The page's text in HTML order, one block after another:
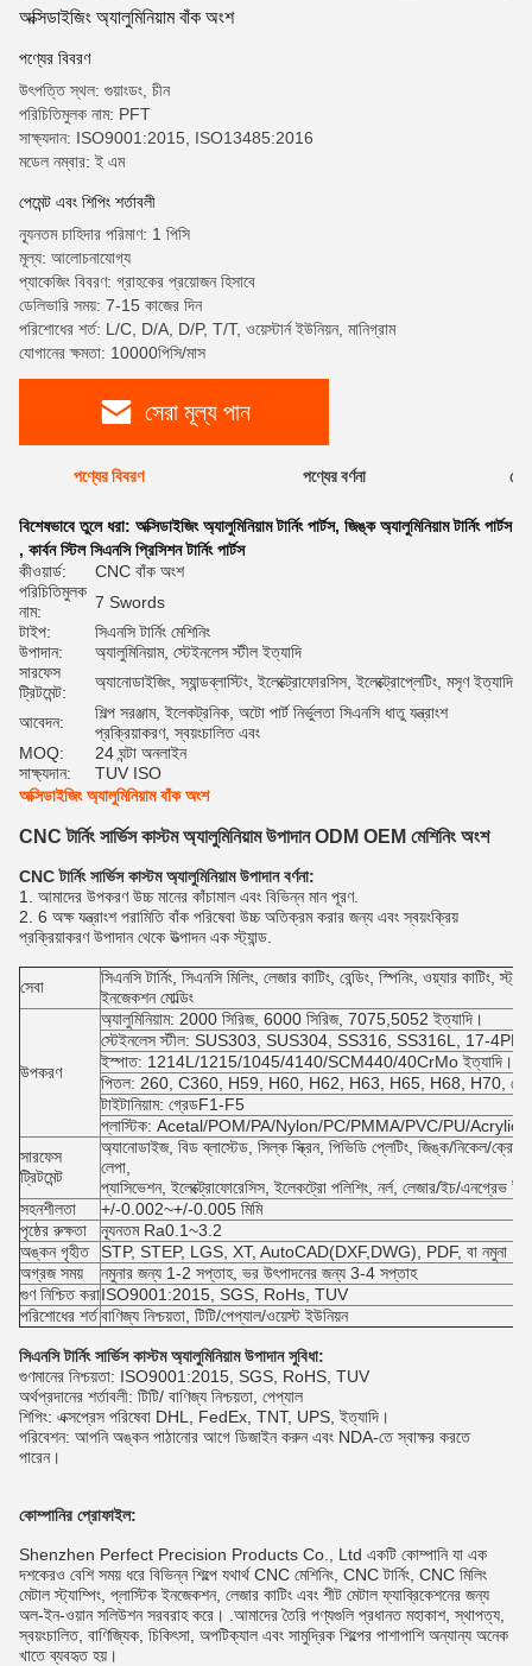
অক্সিডাইজিং অ্যালুমিনিয়াম বাঁক অংশ
পণ্যের বিবরণ
উৎপত্তি স্থল: গুয়াংডং, চীন
পরিচিতিমুলক নাম: PFT
সাক্ষ্যদান: ISO9001:2015, ISO13485:2016
মডেল নম্বার: ই এম
পেমেন্ট এবং শিপিং শর্তাবলী
ন্যূনতম চাহিদার পরিমাণ: 1 পিসি
মূল্য: আলোচনাযোগ্য
প্যাকেজিং বিবরণ: গ্রাহকের প্রয়োজন হিসাবে
ডেলিভারি সময়: 7-15 কাজের দিন
পরিশোধের শর্ত: L/C, D/A, D/P, T/T, ওয়েস্টার্ন ইউনিয়ন, মানিগ্রাম
যোগানের ক্ষমতা: 10000পিসি/মাস
সেরা মূল্য পান
পণ্যের বিবরণ পণ্যের বর্ণনা
বিশেষভাবে তুলে ধরা: অক্সিডাইজিং অ্যালুমিনিয়াম টার্নিং পার্টস, জিঙ্ক অ্যালুমিনিয়াম টার্নিং পার্টস
, কার্বন স্টিল সিএনসি প্রিসিশন টার্নিং পার্টস
কীওয়ার্ড:
CNC বাঁক অংশ
পরিচিতিমুলক
নাম:
7 Swords
টাইপ:
সিএনসি টার্নিং মেশিনিং
উপাদান:
অ্যালুমিনিয়াম, স্টেইনলেস স্টীল ইত্যাদি
সারফেস
ট্রিটমেন্ট:
অ্যানোডাইজিং, স্যান্ডব্লাস্টিং, ইলেক্ট্রোফোরসিস, ইলেক্ট্রোপ্লেটিং, মসৃণ ইত্যাদি
আবেদন:
শিল্প সরঞ্জাম, ইলেকট্রনিক, অটো পার্ট নির্ভুলতা সিএনসি ধাতু যন্ত্রাংশ
প্রক্রিয়াকরণ, স্বয়ংচালিত এবং
MOQ:
24 ঘন্টা অনলাইন
সাক্ষ্যদান:
TUV ISO
অক্সিডাইজিং অ্যালুমিনিয়াম বাঁক অংশ
CNC টার্নিং সার্ভিস কাস্টম অ্যালুমিনিয়াম উপাদান ODM OEM মেশিনিং অংশ
CNC টার্নিং সার্ভিস কাস্টম অ্যালুমিনিয়াম উপাদান বর্ণনা:
1. আমাদের উপকরণ উচ্চ মানের কাঁচামাল এবং বিভিন্ন মান পূরণ.
2. 6 অক্ষ যন্ত্রাংশ পরামিতি বাঁক পরিষেবা উচ্চ অতিক্রম করার জন্য এবং স্বয়ংক্রিয়
প্রক্রিয়াকরণ উপাদান থেকে উত্পাদন এক স্ট্যান্ড.
সেবা
সিএনসি টার্নিং, সিএনসি মিলিং, লেজার কাটিং, বেন্ডিং, স্পিনিং, ওয়্যার কাটিং,
ইনজেকশন মোল্ডিং
উপকরণ
অ্যালুমিনিয়াম: 2000 সিরিজ, 6000 সিরিজ, 7075,5052 ইত্যাদি।
স্টেইনলেস স্টীল: SUS303, SUS304, SS316, SS316L, 17-4PH
ইস্পাত: 1214L/1215/1045/4140/SCM440/40CrMo ইত্যাদি।
পিতল: 260, C360, H59, H60, H62, H63, H65, H68, H70,
টাইটানিয়াম: গ্রেডF1-F5
প্লাস্টিক: Acetal/POM/PA/Nylon/PC/PMMA/PVC/PU/Acrylic/
সারফেস
ট্রিটমেন্ট
অ্যানোডাইজ, বিড ব্লাস্টেড, সিল্ক স্ক্রিন, পিভিডি প্লেটিং, জিঙ্ক/নিকেল/ক্রোম/
লেপা,
প্যাসিভেশন, ইলেক্ট্রোফোরেসিস, ইলেকট্রো পলিশিং, নর্ল, লেজার/ইচ/এনগ্রেভ
সহনশীলতা
+/-0.002~+/-0.005 মিমি
পৃষ্ঠের রুক্ষতা
ন্যূনতম Ra0.1~3.2
অঙ্কন গৃহীত
STP, STEP, LGS, XT, AutoCAD(DXF,DWG), PDF, বা নমুনা
অগ্রজ সময়
নমুনার জন্য 1-2 সপ্তাহ, ভর উৎপাদনের জন্য 3-4 সপ্তাহ
গুণ নিশ্চিত করাISO9001:2015, SGS, RoHs, TUV
পরিশোধের শর্তবাণিজ্য নিশ্চয়তা, টিটি/পেপ্যাল/ওয়েস্ট ইউনিয়ন
সিএনসি টার্নিং সার্ভিস কাস্টম অ্যালুমিনিয়াম উপাদান সুবিধা:
গুণমানের নিশ্চয়তা: ISO9001:2015, SGS, RoHS, TUV
অর্থপ্রদানের শর্তাবলী: টিটি/ বাণিজ্য নিশ্চয়তা, পেপ্যাল
শিপিং: এক্সপ্রেস পরিষেবা DHL, FedEx, TNT, UPS, ইত্যাদি।
পরিবেশন: আপনি অঙ্কন পাঠানোর আগে ডিজাইন করুন এবং NDA-তে স্বাক্ষর করতে
পারেন।
কোম্পানির প্রোফাইল:
Shenzhen Perfect Precision Products Co., Ltd একটি কোম্পানি যা এক
দশকেরও বেশি সময় ধরে বিভিন্ন শিল্পে যথার্থ CNC মেশিনিং, CNC টার্নিং, CNC মিলিং
মেটাল স্ট্যাম্পিং, প্লাস্টিক ইনজেকশন, লেজার কাটিং এবং শীট মেটাল ফ্যাব্রিকেশনের জন্য
অল-ইন-ওয়ান সলিউশন সরবরাহ করে। .আমাদের তৈরি পণ্যগুলি প্রধানত মহাকাশ, স্থাপত্য,
স্বয়ংচালিত, বাণিজ্যিক, চিকিৎসা, অপটিক্যাল এবং সামুদ্রিক শিল্পের পাশাপাশি অন্যান্য অনেক
খাতে ব্যবহৃত হয়।